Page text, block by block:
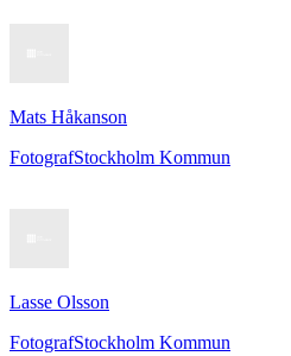
Mats Håkanson
FotografStockholm Kommun
Lasse Olsson
FotografStockholm Kommun